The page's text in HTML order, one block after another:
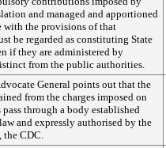
and managed and apportioned
with the provisions of that
be regarded as constituting State
if they are administered by
from the public authorities.
General points out that the
from the charges imposed on
pass through a body established
and expressly authorised by the
the CDC.